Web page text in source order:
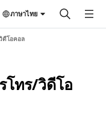
ภาษาไทย
ดีโอคอล
โทร/วิดีโอ